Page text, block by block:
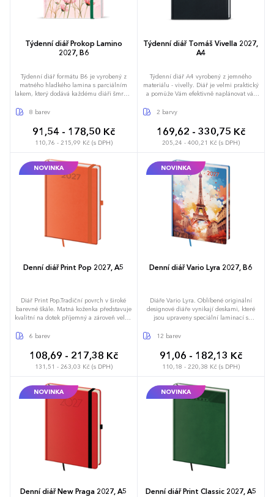
Týdenní diář Prokop Lamino
2027, B6
Týdenní diář formátu B6 je vyrobený z
matného hladkého lamina s parciálním
lakem, který dodává každému diáři šmrnc.
si budete moci efektivněji plánovat váš
pohodlně vejde do každé tašky či kabelky.
8 barev
91,54 - 178,50 Kč
110,76 - 215,99 Kč (s DPH)
Týdenní diář Tomáš Vivella 2027,
A4
Týdenní diář A4 vyrobený z jemného
materiálu - vivelly. Diář je velmi praktický
a pomůže Vám efektivně naplánovat váš
2 barvy
169,62 - 330,75 Kč
205,24 - 400,21 Kč (s DPH)
NOVINKA
Denní diář Print Pop 2027, A5
Diář Print Pop.Tradiční povrch v široké
barevné škále. Matná koženka představuje
kvalitní na dotek příjemný a zároveň velmi
ražbou. Uživatelský komfort zvyšují detaily
praktická gumička. Povrchový materiál
umožňuje dosáhnout perfektních výsledků
při sleporažbě. Diář obsahuje: osobní
přehled), plánovací kalendář, telefonní
předvolby, státní svátky České a Slovenské
republiky, mezinárodní svátky, roční
6 barev
108,69 - 217,38 Kč
131,51 - 263,03 Kč (s DPH)
NOVINKA
Denní diář Vario Lyra 2027, B6
Diáře Vario Lyra. Oblíbené originální
designové diáře vynikají deskami, které
jsou upraveny speciální laminací s
příjemné na dotek. Doporučujeme
údaje, plánovač dovolené (měsíční
přehled), plánovací kalendář, mezinárodní
svátky, roční výhled, denní layout, adresář
12 barev
91,06 - 182,13 Kč
110,18 - 220,38 Kč (s DPH)
NOVINKA
Denní diář New Praga 2027, A5
NOVINKA
Denní diář Print Classic 2027, A5